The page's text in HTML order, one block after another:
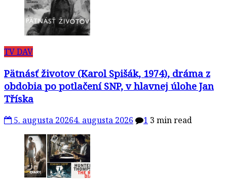
TV DAV
Pätnásť životov (Karol Spišák, 1974), dráma z
obdobia po potlačení SNP, v hlavnej úlohe Jan
Tříska
5. augusta 20264. augusta 2026 1 3 min read